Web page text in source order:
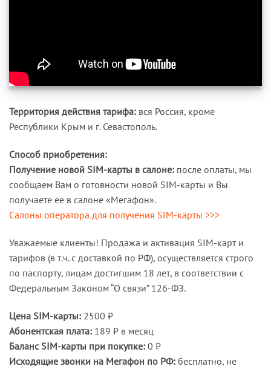
Территория действия тарифа: вся Россия, кроме
Республики Крым и г. Севастополь.
Способ приобретения:
Получение новой SIM-карты в салоне: после оплаты, мы
сообщаем Вам о готовности новой SIM-карты и Вы
получаете ее в салоне «Мегафон».
Салоны оператора для получения SIM-карты >>>
Уважаемые клиенты! Продажа и активация SIM-карт и
тарифов (в т.ч. с доставкой по РФ), осуществляется строго
по паспорту, лицам достигшим 18 лет, в соответствии с
Федеральным Законом “О связи” 126-ФЗ.
Цена SIM-карты: 2500 ₽
Абонентская плата: 189 ₽ в месяц
Баланс SIM-карты при покупке: 0 ₽
Исходящие звонки на Мегафон по РФ: бесплатно, не